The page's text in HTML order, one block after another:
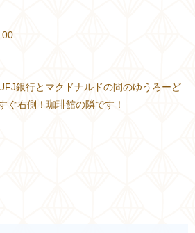
00
銀行とマクドナルドの間のゆうろーど
ぐ右側！珈琲館の隣です！